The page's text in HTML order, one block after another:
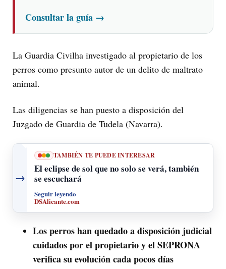
Consultar la guía →
La Guardia Civilha investigado al propietario de los
perros como presunto autor de un delito de maltrato
animal.
Las diligencias se han puesto a disposición del
Juzgado de Guardia de Tudela (Navarra).
→
TAMBIÉN TE PUEDE INTERESAR
El eclipse de sol que no solo se verá, también
se escuchará
Seguir leyendo
DSAlicante.com
Los perros han quedado a disposición judicial
cuidados por el propietario y el SEPRONA
verifica su evolución cada pocos días